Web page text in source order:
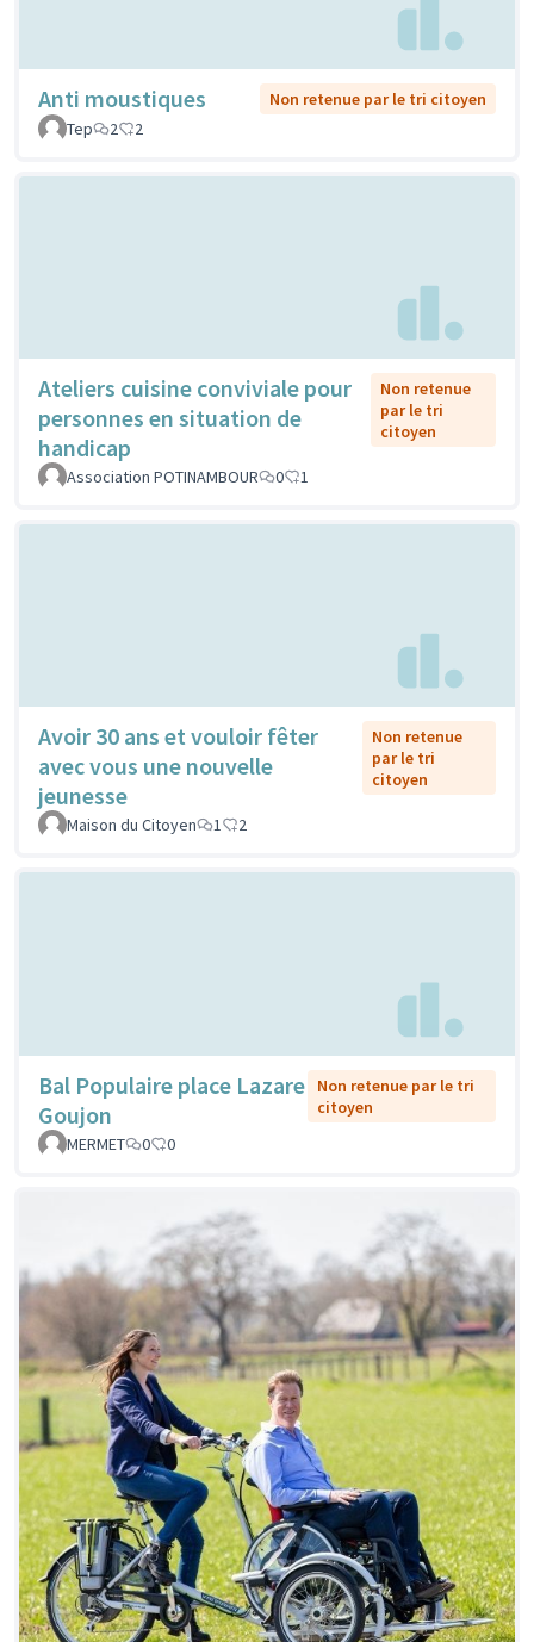
Anti moustiques
Non retenue par le tri citoyen
Tep
2 2
Ateliers cuisine conviviale pour
personnes en situation de
handicap
Non retenue
par le tri
citoyen
Association POTINAMBOUR 0 1
Avoir 30 ans et vouloir fêter
avec vous une nouvelle
jeunesse
Non retenue
par le tri
citoyen
Maison du Citoyen 1 2
Bal Populaire place Lazare
Goujon
Non retenue par le tri
citoyen
MERMET
0 0